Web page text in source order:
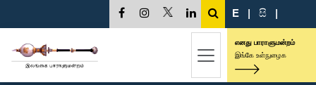
E | සි |
எனது பாராளுமன்றம்
இங்கே உள்நுழைக